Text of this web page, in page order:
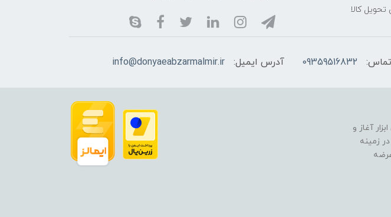
کالا
09359516832 آدرس ایمیل: info@donyaeabzarmalmir.ir
ابزار آغاز و
زمینه